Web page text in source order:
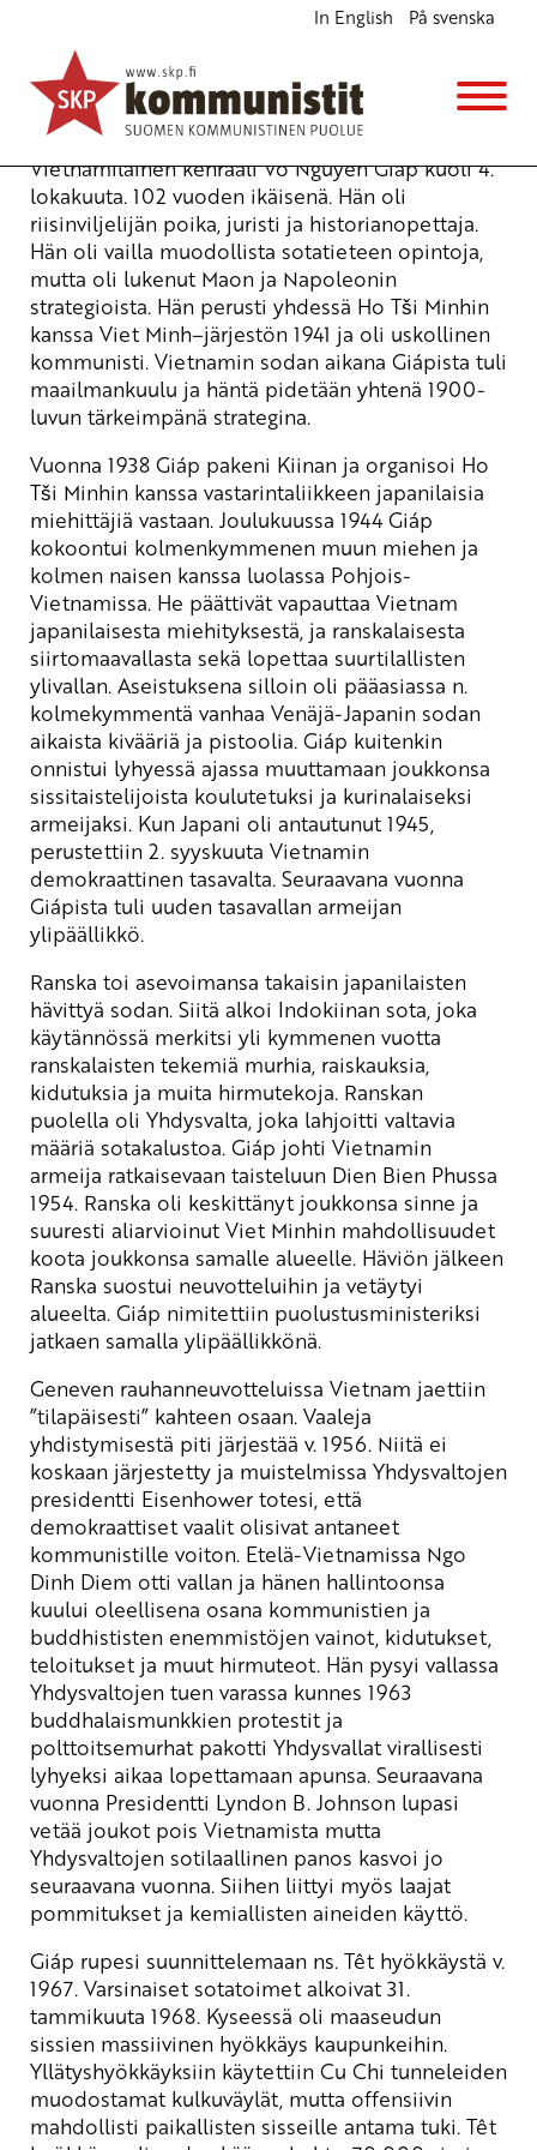
In English På svenska
Kenraali Võ Nguyên Giáp 1911–2013
Blogi
16.10.2013 - 9:52
Vietnamilainen kenraali Võ Nguyên Giáp kuoli 4.
lokakuuta. 102 vuoden ikäisenä. Hän oli
riisinviljelijän poika, juristi ja historianopettaja.
Hän oli vailla muodollista sotatieteen opintoja,
mutta oli lukenut Maon ja Napoleonin
strategioista. Hän perusti yhdessä Ho Tši Minhin
kanssa Viet Minh–järjestön 1941 ja oli uskollinen
kommunisti. Vietnamin sodan aikana Giápista tuli
maailmankuulu ja häntä pidetään yhtenä 1900-
luvun tärkeimpänä strategina.
Vuonna 1938 Giáp pakeni Kiinan ja organisoi Ho
Tši Minhin kanssa vastarintaliikkeen japanilaisia
miehittäjiä vastaan. Joulukuussa 1944 Giáp
kokoontui kolmenkymmenen muun miehen ja
kolmen naisen kanssa luolassa Pohjois-
Vietnamissa. He päättivät vapauttaa Vietnam
japanilaisesta miehityksestä, ja ranskalaisesta
siirtomaavallasta sekä lopettaa suurtilallisten
ylivallan. Aseistuksena silloin oli pääasiassa n.
kolmekymmentä vanhaa Venäjä-Japanin sodan
aikaista kivääriä ja pistoolia. Giáp kuitenkin
onnistui lyhyessä ajassa muuttamaan joukkonsa
sissitaistelijoista koulutetuksi ja kurinalaiseksi
armeijaksi. Kun Japani oli antautunut 1945,
perustettiin 2. syyskuuta Vietnamin
demokraattinen tasavalta. Seuraavana vuonna
Giápista tuli uuden tasavallan armeijan
ylipäällikkö.
Ranska toi asevoimansa takaisin japanilaisten
hävittyä sodan. Siitä alkoi Indokiinan sota, joka
käytännössä merkitsi yli kymmenen vuotta
ranskalaisten tekemiä murhia, raiskauksia,
kidutuksia ja muita hirmutekoja. Ranskan
puolella oli Yhdysvalta, joka lahjoitti valtavia
määriä sotakalustoa. Giáp johti Vietnamin
armeija ratkaisevaan taisteluun Dien Bien Phussa
1954. Ranska oli keskittänyt joukkonsa sinne ja
suuresti aliarvioinut Viet Minhin mahdollisuudet
koota joukkonsa samalle alueelle. Häviön jälkeen
Ranska suostui neuvotteluihin ja vetäytyi
alueelta. Giáp nimitettiin puolustusministeriksi
jatkaen samalla ylipäällikkönä.
Geneven rauhanneuvotteluissa Vietnam jaettiin
”tilapäisesti” kahteen osaan. Vaaleja
yhdistymisestä piti järjestää v. 1956. Niitä ei
koskaan järjestetty ja muistelmissa Yhdysvaltojen
presidentti Eisenhower totesi, että
demokraattiset vaalit olisivat antaneet
kommunistille voiton. Etelä-Vietnamissa Ngo
Dinh Diem otti vallan ja hänen hallintoonsa
kuului oleellisena osana kommunistien ja
buddhististen enemmistöjen vainot, kidutukset,
teloitukset ja muut hirmuteot. Hän pysyi vallassa
Yhdysvaltojen tuen varassa kunnes 1963
buddhalaismunkkien protestit ja
polttoitsemurhat pakotti Yhdysvallat virallisesti
lyhyeksi aikaa lopettamaan apunsa. Seuraavana
vuonna Presidentti Lyndon B. Johnson lupasi
vetää joukot pois Vietnamista mutta
Yhdysvaltojen sotilaallinen panos kasvoi jo
seuraavana vuonna. Siihen liittyi myös laajat
pommitukset ja kemiallisten aineiden käyttö.
Giáp rupesi suunnittelemaan ns. Têt hyökkäystä v.
1967. Varsinaiset sotatoimet alkoivat 31.
tammikuuta 1968. Kyseessä oli maaseudun
sissien massiivinen hyökkäys kaupunkeihin.
Yllätyshyökkäyksiin käytettiin Cu Chi tunneleiden
muodostamat kulkuväylät, mutta offensiivin
mahdollisti paikallisten sisseille antama tuki. Têt